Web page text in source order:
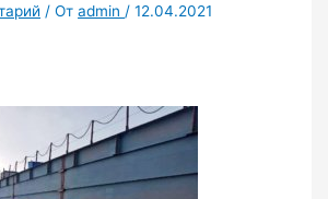
/ Отadmin /12.04.2021